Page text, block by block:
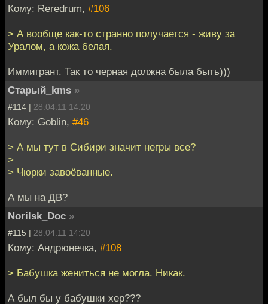
Кому: Reredrum, #106
> А вообще как-то странно получается - живу за
Уралом, а кожа белая.
Иммигрант. Так то черная должна была быть)))
Старый_kms »
#114 | 28.04.11 14:20
Кому: Goblin, #46
> А мы тут в Сибири значит негры все?
>
> Чюрки завоёванные.
А мы на ДВ?
Norilsk_Doc »
#115 | 28.04.11 14:20
Кому: Андрюнечка, #108
> Бабушка жениться не могла. Никак.
А был бы у бабушки хер???